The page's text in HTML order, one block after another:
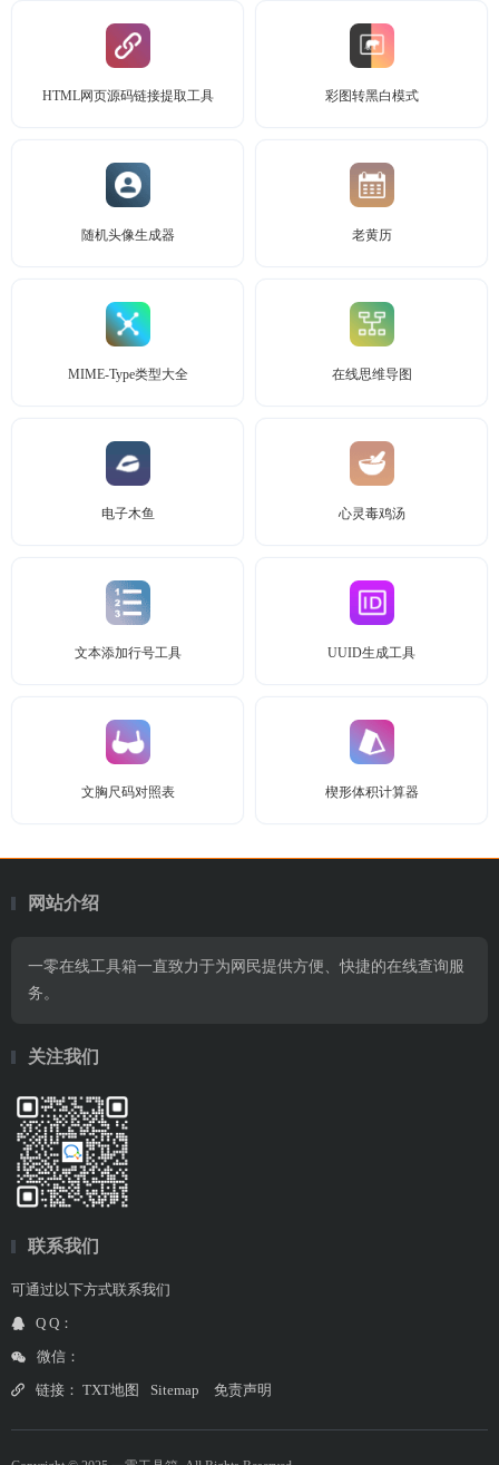
HTML网页源码链接提取工具 彩图转黑白模式
随机头像生成器 老黄历
MIME-Type类型大全 在线思维导图
电子木鱼 心灵毒鸡汤
文本添加行号工具 UUID生成工具
文胸尺码对照表 楔形体积计算器
网站介绍
一零在线工具箱一直致力于为网民提供方便、快捷的在线查询服
务。
关注我们
联系我们
可通过以下方式联系我们
Q Q：
微信：
链接： TXT地图 Sitemap 免责声明